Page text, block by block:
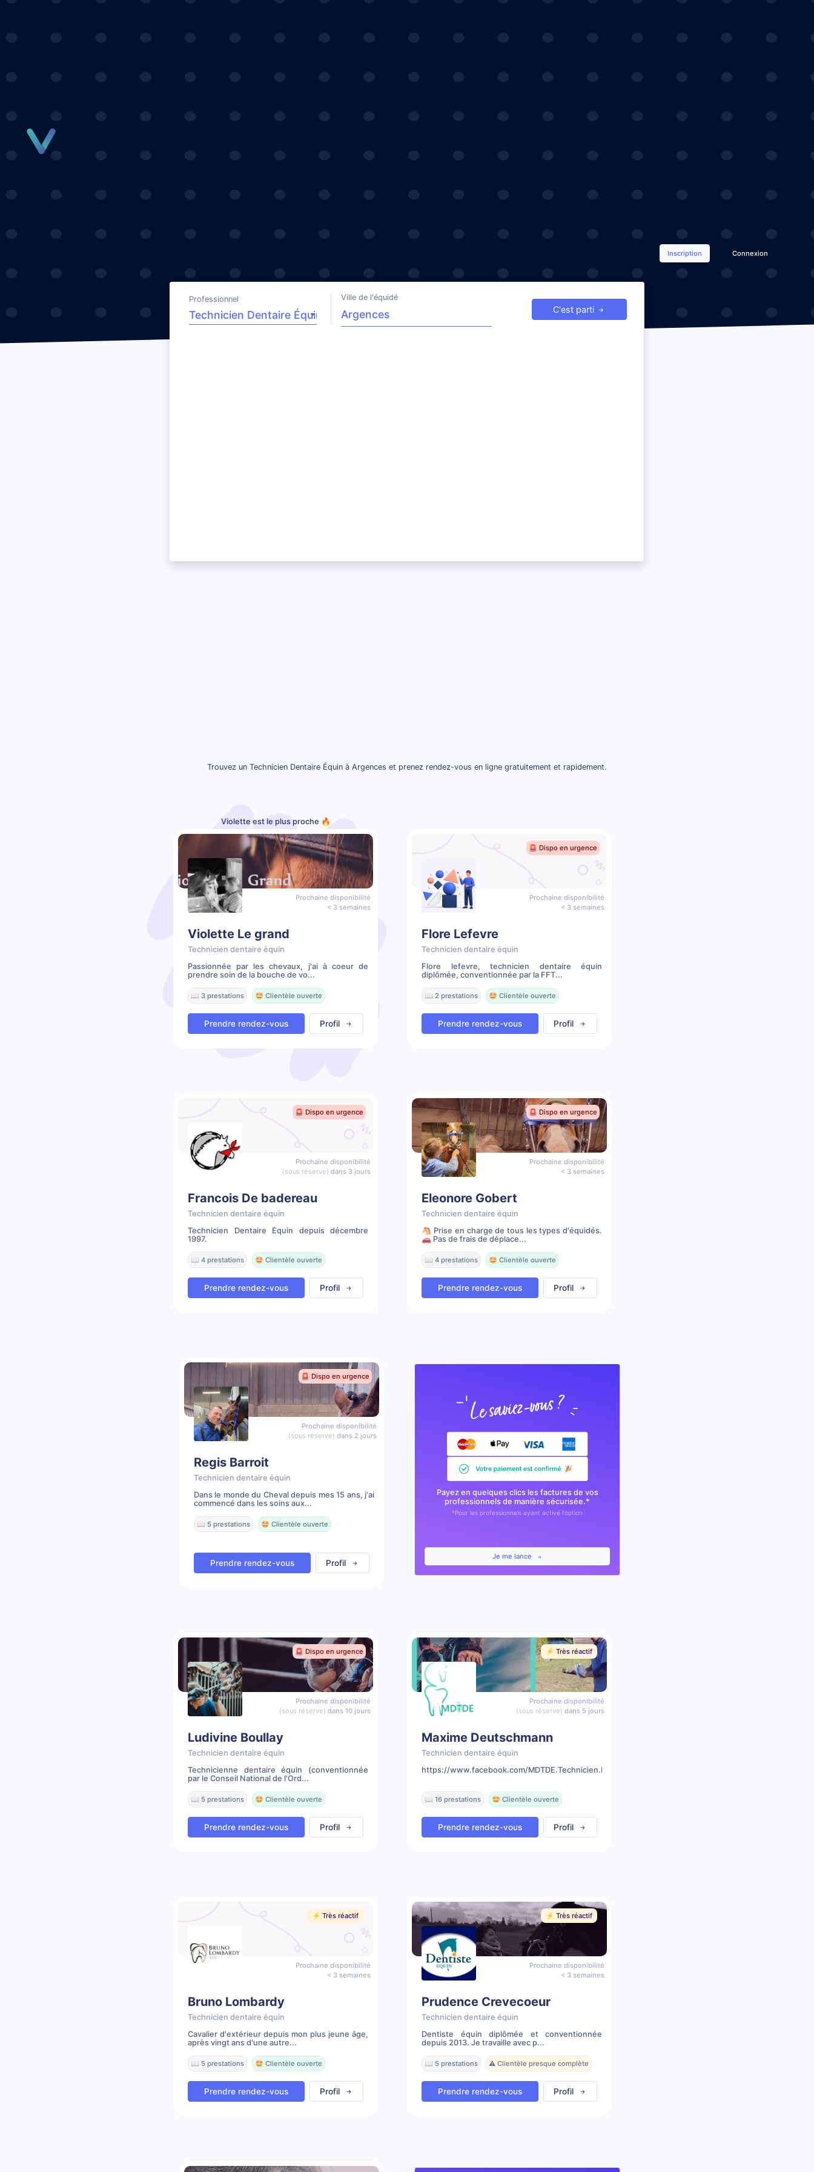
Inscription Connexion
Professionnel Ville de l'équidé
C'est parti
Trouvez un Technicien Dentaire Équin à Argences et prenez rendez-vous en ligne gratuitement et rapidement.
Violette est le plus proche 🔥
Prochaine disponibilité
< 3 semaines
Violette Le grand
Technicien dentaire équin
Passionnée par les chevaux, j'ai à coeur de
prendre soin de la bouche de vo...
📖 3 prestations 🤩 Clientèle ouverte
Prendre rendez-vous Profil
🚨 Dispo en urgence
Prochaine disponibilité
< 3 semaines
Flore Lefevre
Technicien dentaire équin
Flore lefevre, technicien dentaire équin
diplômée, conventionnée par la FFT...
📖 2 prestations 🤩 Clientèle ouverte
Prendre rendez-vous Profil
🚨 Dispo en urgence
Prochaine disponibilité
(sous réserve) dans 3 jours
Francois De badereau
Technicien dentaire équin
Technicien Dentaire Équin depuis décembre
1997.
📖 4 prestations 🤩 Clientèle ouverte
Prendre rendez-vous Profil
🚨 Dispo en urgence
Prochaine disponibilité
< 3 semaines
Eleonore Gobert
Technicien dentaire équin
🐴 Prise en charge de tous les types d'équidés.
🚗 Pas de frais de déplace...
📖 4 prestations 🤩 Clientèle ouverte
Prendre rendez-vous Profil
🚨 Dispo en urgence
Prochaine disponibilité
(sous réserve) dans 2 jours
Regis Barroit
Technicien dentaire équin
Dans le monde du Cheval depuis mes 15 ans, j'ai
commencé dans les soins aux...
📖 5 prestations 🤩 Clientèle ouverte
Prendre rendez-vous Profil
Payez en quelques clics les factures de vos
professionnels de manière sécurisée.*
*Pour les professionnels ayant activé l'option
Je me lance
🚨 Dispo en urgence
Prochaine disponibilité
(sous réserve) dans 10 jours
Ludivine Boullay
Technicien dentaire équin
Technicienne dentaire équin (conventionnée
par le Conseil National de l'Ord...
📖 5 prestations 🤩 Clientèle ouverte
Prendre rendez-vous Profil
⚡️ Très réactif
Prochaine disponibilité
(sous réserve) dans 5 jours
Maxime Deutschmann
Technicien dentaire équin
https://www.facebook.com/MDTDE.Technicien.Dentaire.Equin
📖 16 prestations 🤩 Clientèle ouverte
Prendre rendez-vous Profil
⚡️ Très réactif
Prochaine disponibilité
< 3 semaines
Bruno Lombardy
Technicien dentaire équin
Cavalier d'extérieur depuis mon plus jeune âge,
après vingt ans d'une autre...
📖 5 prestations 🤩 Clientèle ouverte
Prendre rendez-vous Profil
⚡️ Très réactif
Prochaine disponibilité
< 3 semaines
Prudence Crevecoeur
Technicien dentaire équin
Dentiste équin diplômée et conventionnée
depuis 2013. Je travaille avec p...
📖 5 prestations ⚠️ Clientèle presque complète
Prendre rendez-vous Profil